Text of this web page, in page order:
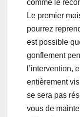
comme le
Le premier
pourrez
est possible
gonflement
l’intervention,
entièrement
se sera pas
vous de